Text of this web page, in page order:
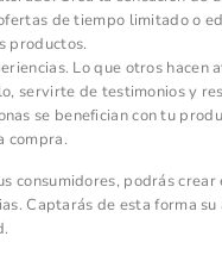
de tiempo limitado o
productos.
Lo que otros hacen
servirte de testimonios y
se benefician con tu
compra.
consumidores, podrás crear
Captarás de esta forma su